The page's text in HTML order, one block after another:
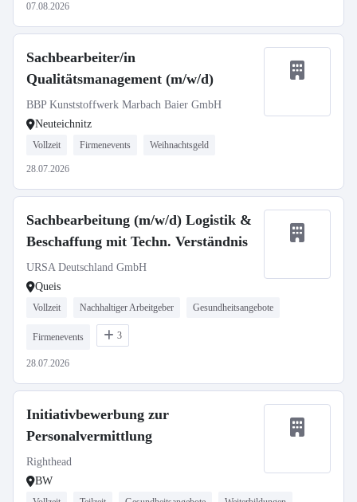
07.08.2026
Sachbearbeiter/in
Qualitätsmanagement (m/w/d)
BBP Kunststoffwerk Marbach Baier GmbH
Neuteichnitz
Vollzeit Firmenevents Weihnachtsgeld
28.07.2026
Sachbearbeitung (m/w/d) Logistik &
Beschaffung mit Techn. Verständnis
URSA Deutschland GmbH
Queis
Vollzeit Nachhaltiger Arbeitgeber Gesundheitsangebote
Firmenevents 3
28.07.2026
Initiativbewerbung zur
Personalvermittlung
Righthead
BW